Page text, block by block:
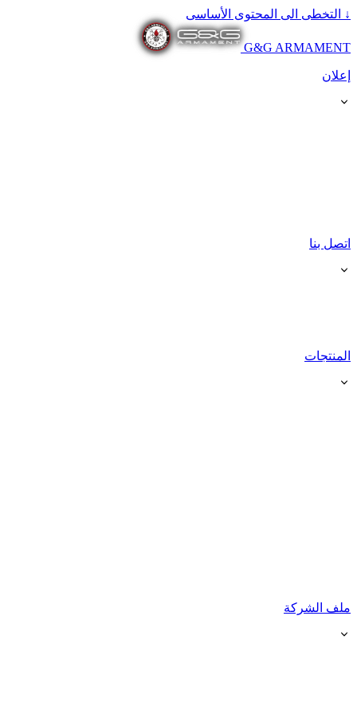
↓ التخطى الى المحتوى الأساسى
G&G ARMAMENT
إعلان
اتصل بنا
المنتجات
ملف الشركة